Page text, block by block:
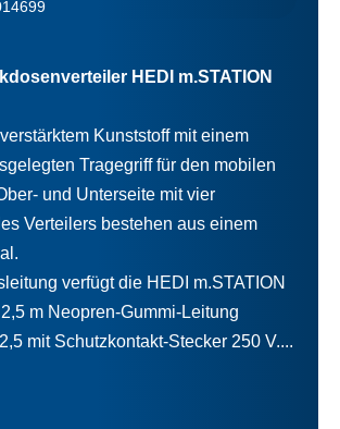
HEDI m.STATION
Kunststoff mit einem
Tragegriff für den mobilen
und Unterseite mit vier
Verteilers bestehen aus einem
verfügt die HEDI m.STATION
m Neopren-Gummi-Leitung
mit Schutzkontakt-Stecker 250 V....